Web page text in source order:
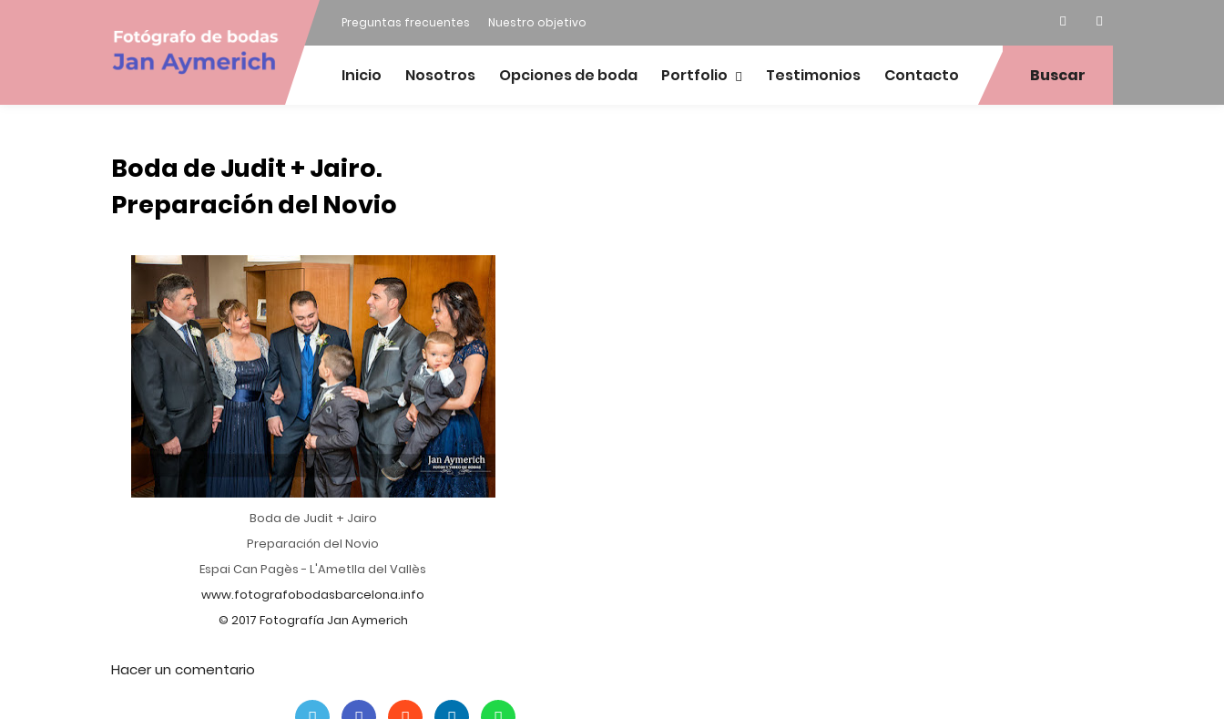
Preguntas frecuentes Nuestro objetivo
Inicio Nosotros Opciones de boda Portfolio Testimonios Contacto Buscar
Boda de Judit + Jairo.
Preparación del Novio
Boda de Judit + Jairo
Preparación del Novio
Espai Can Pagès - L'Ametlla del Vallès
www.fotografobodasbarcelona.info
© 2017 Fotografía Jan Aymerich
Hacer un comentario